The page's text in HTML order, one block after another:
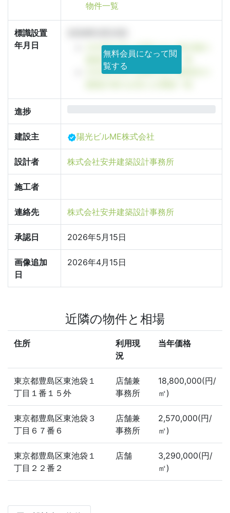
物件一覧
標識設置
年月日
2026年3月に設置された東京都の
建築計画のお知らせ看板一覧
2026年3月に設置された豊島区の
無料会員になって閲
覧する
進捗
建設主 陽光ビルME株式会社
設計者 株式会社安井建築設計事務所
施工者
連絡先 株式会社安井建築設計事務所
承認日 2026年5月15日
画像追加
日
2026年4月15日
近隣の物件と相場
住所
利用現
況
当年価格
東京都豊島区東池袋１
丁目１番１５外
店舗兼
事務所
18,800,000(円/
㎡)
東京都豊島区東池袋３
丁目６７番６
店舗兼
事務所
2,570,000(円/
㎡)
東京都豊島区東池袋１
丁目２２番２
店舗
3,290,000(円/
㎡)